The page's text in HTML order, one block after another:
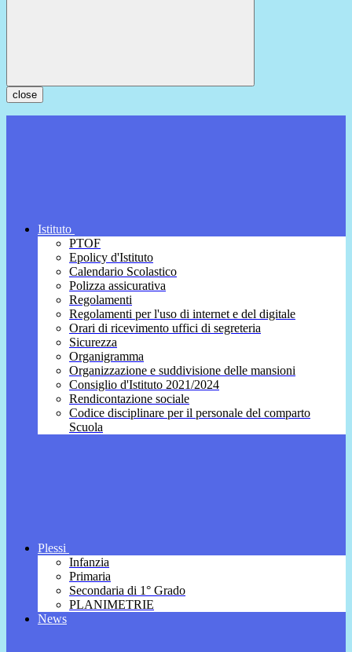
close
Istituto
PTOF
Epolicy d'Istituto
Calendario Scolastico
Polizza assicurativa
Regolamenti
Regolamenti per l'uso di internet e del digitale
Orari di ricevimento uffici di segreteria
Sicurezza
Organigramma
Organizzazione e suddivisione delle mansioni
Consiglio d'Istituto 2021/2024
Rendicontazione sociale
Codice disciplinare per il personale del comparto
Scuola
Plessi
Infanzia
Primaria
Secondaria di 1° Grado
PLANIMETRIE
News